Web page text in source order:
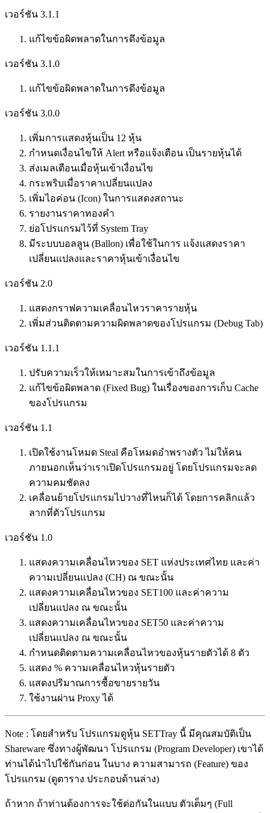
เวอร์ชัน 3.1.1
แก้ไขข้อผิดพลาดในการดึงข้อมูล
เวอร์ชัน 3.1.0
แก้ไขข้อผิดพลาดในการดึงข้อมูล
เวอร์ชัน 3.0.0
เพิ่มการแสดงหุ้นเป็น 12 หุ้น
กำหนดเงื่อนไขให้ Alert หรือแจ้งเตือน เป็นรายหุ้นได้
ส่งเมลเตือนเมื่อหุ้นเข้าเงื่อนไข
กระพริบเมื่อราคาเปลี่ยนแปลง
เพิ่มไอค่อน (Icon) ในการแสดงสถานะ
รายงานราคาทองคำ
ย่อโปรแกรมไว้ที่ System Tray
มีระบบบอลลูน (Ballon) เพื่อใช้ในการ แจ้งแสดงราคา
เปลี่ยนแปลงและราคาหุ้นเข้าเงื่อนไข
เวอร์ชัน 2.0
แสดงกราฟความเคลื่อนไหวราคารายหุ้น
เพิ่มส่วนติดตามความผิดพลาดของโปรแกรม (Debug Tab)
เวอร์ชัน 1.1.1
ปรับความเร็วให้เหมาะสมในการเข้าถึงข้อมูล
แก้ไขข้อผิดพลาด (Fixed Bug) ในเรื่องของการเก็บ Cache
ของโปรแกรม
เวอร์ชัน 1.1
เปิดใช้งานโหมด Steal คือโหมดอำพรางตัว ไม่ให้คน
ภายนอกเห็นว่าเราเปิดโปรแกรมอยู่ โดยโปรแกรมจะลด
ความคมชัดลง
เคลื่อนย้ายโปรแกรมไปวางที่ไหนก็ได้ โดยการคลิกแล้ว
ลากที่ตัวโปรแกรม
เวอร์ชัน 1.0
แสดงความเคลื่อนไหวของ SET แห่งประเทศไทย และค่า
ความเปลี่ยนแปลง (CH) ณ ขณะนั้น
แสดงความเคลื่อนไหวของ SET100 และค่าความ
เปลี่ยนแปลง ณ ขณะนั้น
แสดงความเคลื่อนไหวของ SET50 และค่าความ
เปลี่ยนแปลง ณ ขณะนั้น
กำหนดติดตามความเคลื่อนไหวของหุ้นรายตัวได้ 8 ตัว
แสดง % ความเคลื่อนไหวหุ้นรายตัว
แสดงปริมาณการซื้อขายรายวัน
ใช้งานผ่าน Proxy ได้
Note : โดยสำหรับ โปรแกรมดูหุ้น SETTray นี้ มีคุณสมบัติเป็น
Shareware ซึ่งทางผู้พัฒนา โปรแกรม (Program Developer) เขาได้
ท่านได้นำไปใช้กันก่อน ในบาง ความสามารถ (Feature) ของ
โปรแกรม (ดูตาราง ประกอบด้านล่าง)
ถ้าหาก ถ้าท่านต้องการจะใช้ต่อกันในแบบ ตัวเต็มๆ (Full